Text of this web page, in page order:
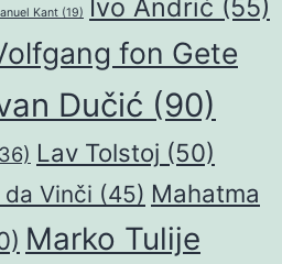
Kant (19) Ivo Andrić (55)
fon Gete
Dučić (90)
Lav Tolstoj (50)
Vinči (45) Mahatma
Marko Tulije